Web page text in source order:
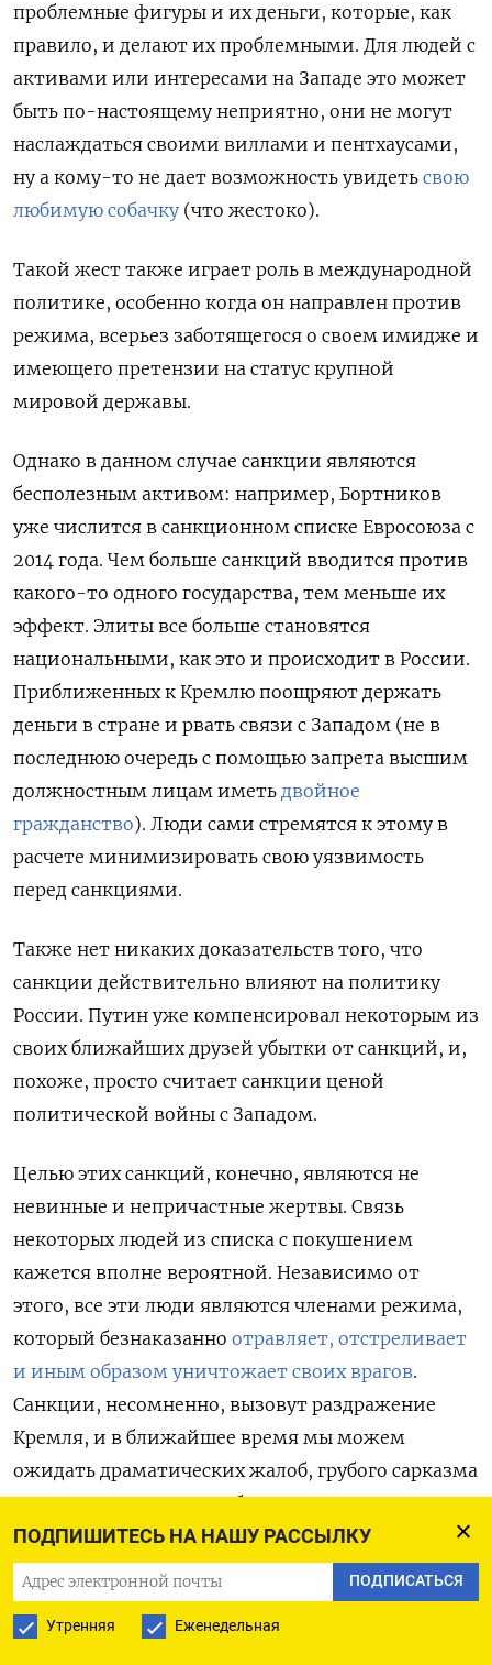
ПОДПИШИТЕСЬ НА НАШУ РАССЫЛКУ
ПОДПИСАТЬСЯ
Утренняя Еженедельная
проблемные фигуры и их деньги, которые, как
правило, и делают их проблемными. Для людей с
активами или интересами на Западе это может
быть по-настоящему неприятно, они не могут
наслаждаться своими виллами и пентхаусами,
ну а кому-то не дает возможность увидеть свою
любимую собачку (что жестоко).
Такой жест также играет роль в международной
политике, особенно когда он направлен против
режима, всерьез заботящегося о своем имидже и
имеющего претензии на статус крупной
мировой державы.
Однако в данном случае санкции являются
бесполезным активом: например, Бортников
уже числится в санкционном списке Евросоюза с
2014 года. Чем больше санкций вводится против
какого-то одного государства, тем меньше их
эффект. Элиты все больше становятся
национальными, как это и происходит в России.
Приближенных к Кремлю поощряют держать
деньги в стране и рвать связи с Западом (не в
последнюю очередь с помощью запрета высшим
должностным лицам иметь двойное
гражданство). Люди сами стремятся к этому в
расчете минимизировать свою уязвимость
перед санкциями.
Также нет никаких доказательств того, что
санкции действительно влияют на политику
России. Путин уже компенсировал некоторым из
своих ближайших друзей убытки от санкций, и,
похоже, просто считает санкции ценой
политической войны с Западом.
Целью этих санкций, конечно, являются не
невинные и непричастные жертвы. Связь
некоторых людей из списка с покушением
кажется вполне вероятной. Независимо от
этого, все эти люди являются членами режима,
который безнаказанно отравляет, отстреливает
и иным образом уничтожает своих врагов.
Санкции, несомненно, вызовут раздражение
Кремля, и в ближайшее время мы можем
ожидать драматических жалоб, грубого сарказма
и, возможно, каких-либо контрмер.
Однако такие санкции не повредят Кремлю и,
скорее всего, не повлияют на его дальнейшие
действия. Будет обидно, если желание сделать